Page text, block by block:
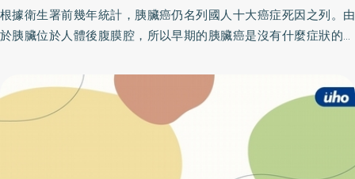
根據衛生署前幾年統計，胰臟癌仍名列國人十大癌症死因之列。由
於胰臟位於人體後腹膜腔，所以早期的胰臟癌是沒有什麼症狀的，
胰臟癌時通常為時已晚，無法以手術或放射治療來治癒，化學治療
的幫助也有限。到目前為止，與所有其他型式的癌症比較，胰臟癌
的五年存活率最差，且通常在診斷的一年後，只有不到一成的病人
還活著。光田綜合醫院肝膽腸胃科 何建興醫師表示，臨床上，如果
病患一般的腸胃檢查無異狀，卻仍感覺到上腹痛（後腹腔）、背